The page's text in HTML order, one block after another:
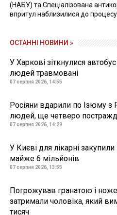
(НАБУ) та Спеціалізована
впритул наблизилися до
ОСТАННІ НОВИНИ »
У Харкові зіткнулися
людей травмовані
07 серпня 2026, 14:55
Росіяни вдарили по Ізюму з
людей, ще четверо
07 серпня 2026, 14:29
У Києві для лікарні
майже 6 мільйонів
07 серпня 2026, 13:55
Погрожував гранатою і
затримали чоловіка, який
тисяч